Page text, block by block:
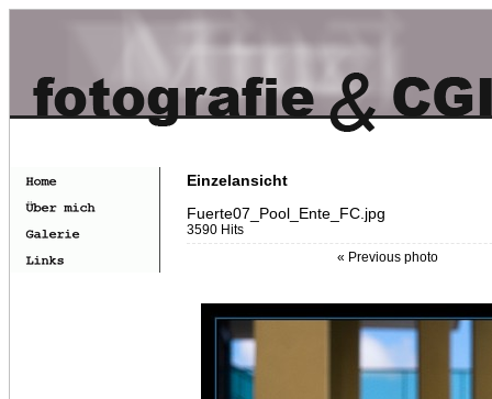
Einzelansicht
Fuerte07_Pool_Ente_FC.jpg
3590 Hits
« Previous photo